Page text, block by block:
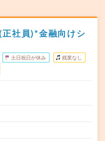
社員)*金融向けシ
土日祝日が休み 残業なし